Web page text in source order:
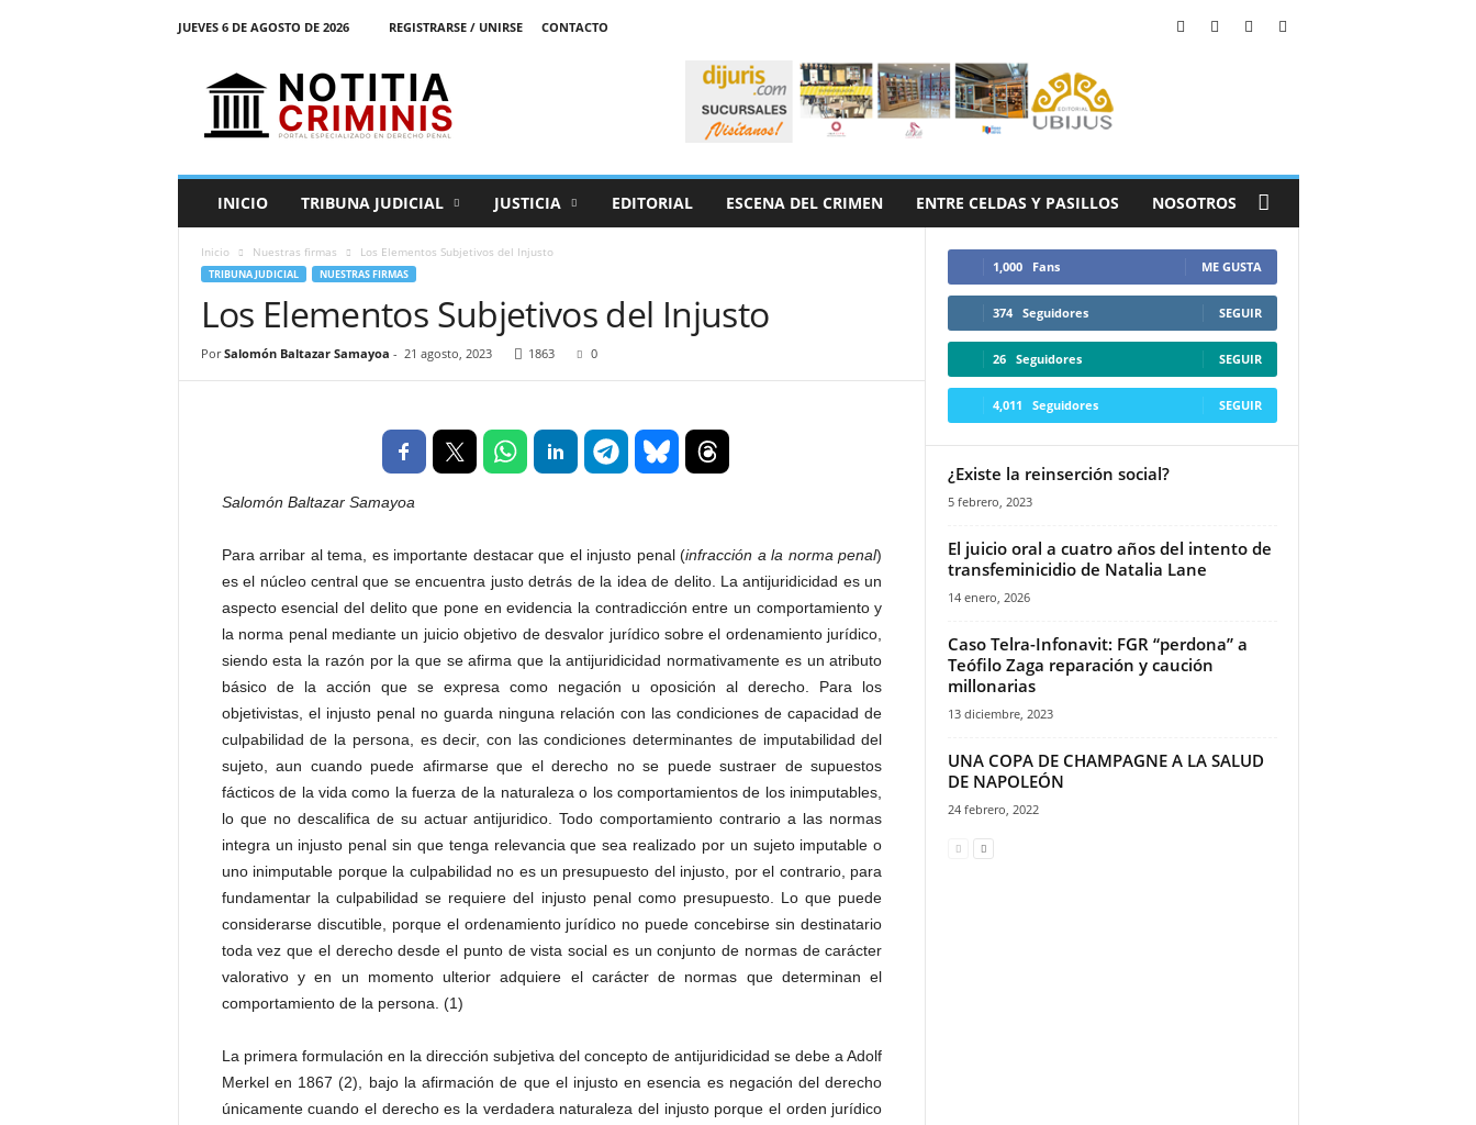
JUEVES 6 DE AGOSTO DE 2026 REGISTRARSE / UNIRSE
CONTACTO
INICIO TRIBUNA JUDICIAL JUSTICIA EDITORIAL ESCENA DEL CRIMEN ENTRE CELDAS Y PASILLOS NOSOTROS
Inicio Nuestras firmas Los Elementos Subjetivos del Injusto
TRIBUNA JUDICIAL NUESTRAS FIRMAS
Los Elementos Subjetivos del Injusto
Por Salomón Baltazar Samayoa - 21 agosto, 2023 1863 0
Salomón Baltazar Samayoa
Para arribar al tema, es importante destacar que el injusto penal (infracción a la norma penal)
es el núcleo central que se encuentra justo detrás de la idea de delito. La antijuridicidad es un
aspecto esencial del delito que pone en evidencia la contradicción entre un comportamiento y
la norma penal mediante un juicio objetivo de desvalor jurídico sobre el ordenamiento jurídico,
siendo esta la razón por la que se afirma que la antijuridicidad normativamente es un atributo
básico de la acción que se expresa como negación u oposición al derecho. Para los
objetivistas, el injusto penal no guarda ninguna relación con las condiciones de capacidad de
culpabilidad de la persona, es decir, con las condiciones determinantes de imputabilidad del
sujeto, aun cuando puede afirmarse que el derecho no se puede sustraer de supuestos
fácticos de la vida como la fuerza de la naturaleza o los comportamientos de los inimputables,
lo que no descalifica de su actuar antijuridico. Todo comportamiento contrario a las normas
integra un injusto penal sin que tenga relevancia que sea realizado por un sujeto imputable o
uno inimputable porque la culpabilidad no es un presupuesto del injusto, por el contrario, para
fundamentar la culpabilidad se requiere del injusto penal como presupuesto. Lo que puede
considerarse discutible, porque el ordenamiento jurídico no puede concebirse sin destinatario
toda vez que el derecho desde el punto de vista social es un conjunto de normas de carácter
valorativo y en un momento ulterior adquiere el carácter de normas que determinan el
comportamiento de la persona. (1)
La primera formulación en la dirección subjetiva del concepto de antijuridicidad se debe a Adolf
Merkel en 1867 (2), bajo la afirmación de que el injusto en esencia es negación del derecho
únicamente cuando el derecho es la verdadera naturaleza del injusto porque el orden jurídico
1,000 Fans ME GUSTA
374 Seguidores SEGUIR
26 Seguidores SEGUIR
4,011 Seguidores SEGUIR
¿Existe la reinserción social?
5 febrero, 2023
El juicio oral a cuatro años del intento de
transfeminicidio de Natalia Lane
14 enero, 2026
Caso Telra-Infonavit: FGR “perdona” a
Teófilo Zaga reparación y caución
millonarias
13 diciembre, 2023
UNA COPA DE CHAMPAGNE A LA SALUD
DE NAPOLEÓN
24 febrero, 2022